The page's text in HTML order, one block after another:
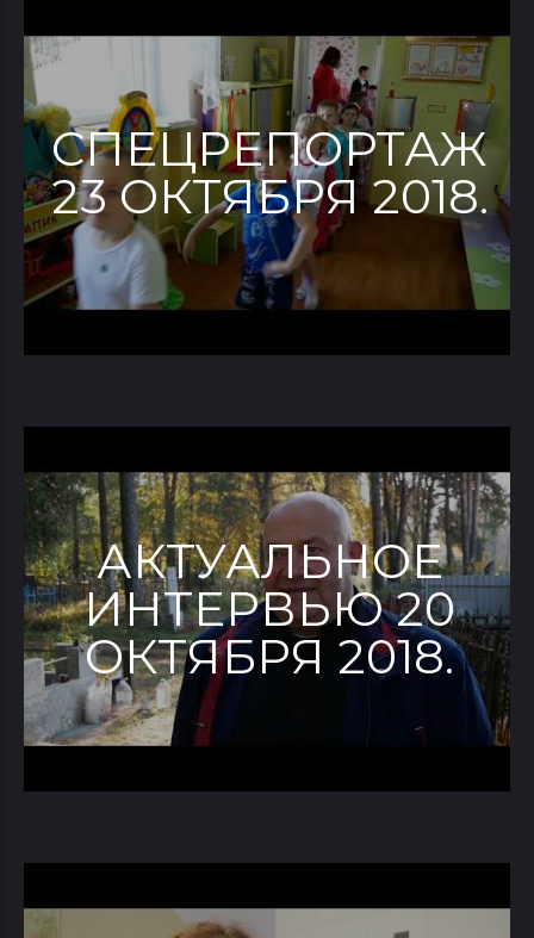
СПЕЦРЕПОРТАЖ
23 ОКТЯБРЯ 2018.
АКТУАЛЬНОЕ
ИНТЕРВЬЮ 20
ОКТЯБРЯ 2018.